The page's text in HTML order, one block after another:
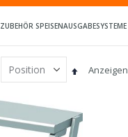
ZUBEHÖR SPEISENAUSGABESYSTEME
In
Anzeigen